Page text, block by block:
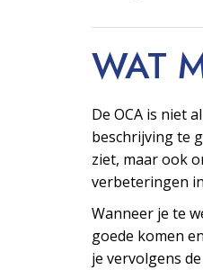
WAT
De OCA is niet
beschrijving te
ziet, maar ook
verbeteringen
Wanneer je te
goede komen
je vervolgens